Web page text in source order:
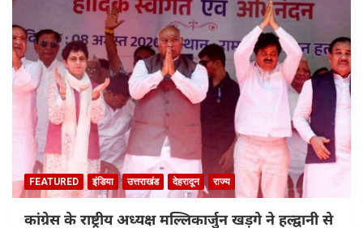
FEATURED इंडिया उत्तराखंड देहरादून राज्य
कांग्रेस के राष्ट्रीय अध्यक्ष मल्लिकार्जुन खड़गे ने हल्द्वानी से